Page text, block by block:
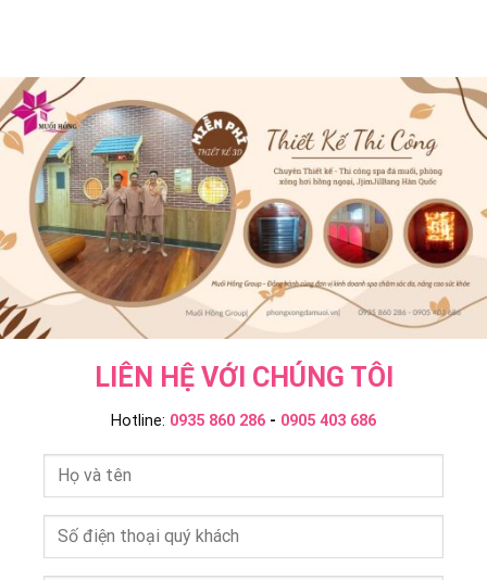
Muối
Group
JjimJilBang
Muối
Hồng
Group
Ngâm
Onsen
–
Muối
Hồng
Group
LIÊN HỆ VỚI CHÚNG TÔI
Hotline: 0935 860 286 - 0905 403 686